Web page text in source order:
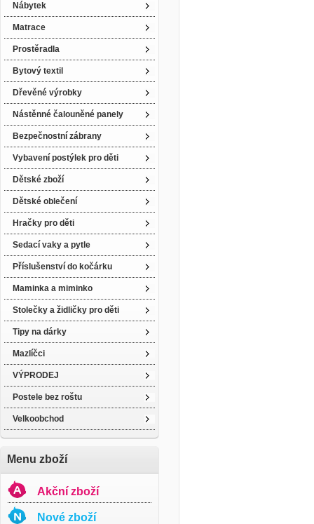
Nábytek
Matrace
Prostěradla
Bytový textil
Dřevěné výrobky
Nástěnné čalouněné panely
Bezpečnostní zábrany
Vybavení postýlek pro děti
Dětské zboží
Dětské oblečení
Hračky pro děti
Sedací vaky a pytle
Příslušenství do kočárku
Maminka a miminko
Stolečky a židličky pro děti
Tipy na dárky
Mazlíčci
VÝPRODEJ
Postele bez roštu
Velkoobchod
Menu zboží
Akční zboží
Nové zboží